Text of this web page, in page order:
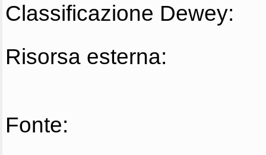
Classificazione Dewey:
Risorsa esterna:
Fonte: